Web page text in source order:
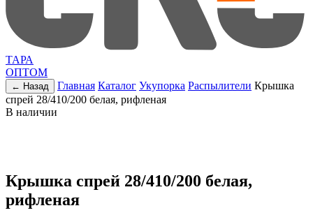
ТАРА
ОПТОМ
← Назад Главная Каталог Укупорка Распылители Крышка
спрей 28/410/200 белая, рифленая
В наличии
Крышка спрей 28/410/200 белая,
рифленая